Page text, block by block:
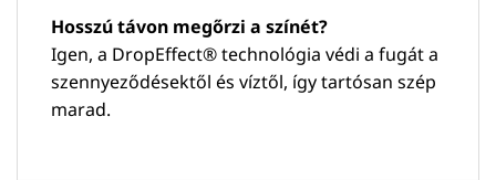
Hosszú távon megőrzi a színét?
Igen, a DropEffect® technológia védi a fugát a
szennyeződésektől és víztől, így tartósan szép
marad.